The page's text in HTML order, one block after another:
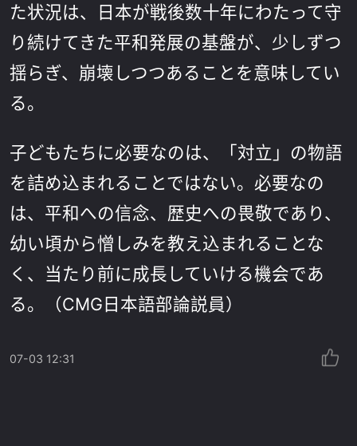
た状況は、日本が戦後数十年にわたって守
り続けてきた平和発展の基盤が、少しずつ
揺らぎ、崩壊しつつあることを意味してい
る。
子どもたちに必要なのは、「対立」の物語
を詰め込まれることではない。必要なの
は、平和への信念、歴史への畏敬であり、
幼い頃から憎しみを教え込まれることな
く、当たり前に成長していける機会であ
る。（CMG日本語部論説員）
07-03 12:31